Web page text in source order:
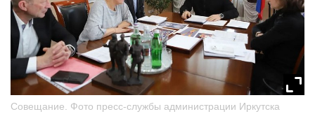
Совещание. Фото пресс-службы администрации Иркутска